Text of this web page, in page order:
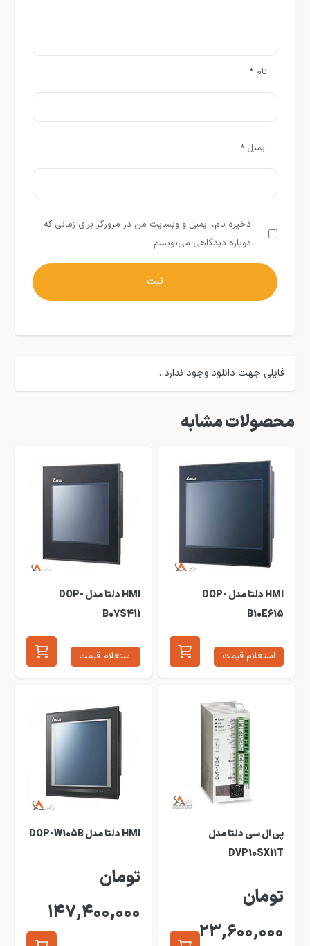
نام*
ایمیل*
ذخیره نام، ایمیل و وبسایت من در مرورگر برای زمانی که
دوباره دیدگاهی می‌نویسم.
فایلی جهت دانلود وجود ندارد..
محصولات مشابه
HMI دلتا مدل DOP-
B10E615
استعلام قیمت
HMI دلتا مدل DOP-
B07S411
استعلام قیمت
پی ال سی دلتا مدل
DVP10SX11T
تومان
23,600,000
HMI دلتا مدل DOP-W105B
تومان
147,400,000